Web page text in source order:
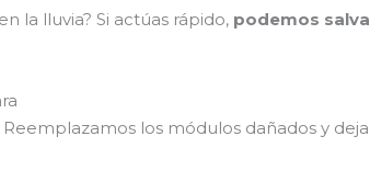
la lluvia? Si actúas rápido, podemos
Reemplazamos los módulos dañados y